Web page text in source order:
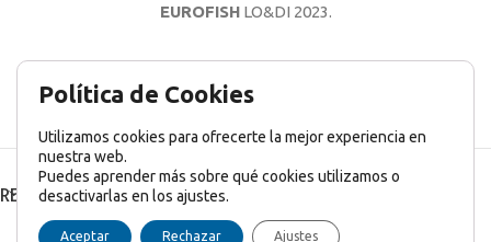
EUROFISHLO&DI 2023.
AVISO LEGAL POLÍTICA DE PRIVACIDAD
RECENT POSTS
Política de Cookies
Utilizamos cookies para ofrecerte la mejor experiencia en
nuestra web.
Puedes aprender más sobre qué cookies utilizamos o
desactivarlas en los ajustes.
Aceptar Rechazar Ajustes
English Inglés) Français(Francés